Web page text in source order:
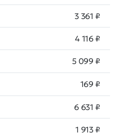
3 361 ₽
4 116 ₽
5 099 ₽
169 ₽
6 631 ₽
1 913 ₽